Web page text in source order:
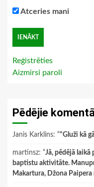
Atceries mani
Reģistrēties
Aizmirsi paroli
Pēdējie
Janis Karklins: “"Gluži kā
martinsz: “Jā, pēdējā
baptistu aktivitāte.
Makartura, Džona